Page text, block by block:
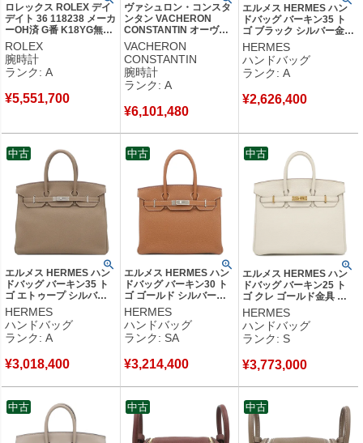
ロレックス ROLEX デイ
デイト 36 118238 メーカ
ーOH済 G番 K18YG無垢
グリーン フルーテッドベ
ゼル メンズ 腕時計自動
巻き グリーン 【中古】
中古美品
ROLEX
腕時計
ランク: A
¥5,551,700
ヴァシュロン・コンスタ
ンタン VACHERON
CONSTANTIN オーヴァ
ーシーズ ミディアム
42050/423J K18YG無垢
デイト メンズ 腕時計自
動巻き グレー 【中古】
中古美品
VACHERON
CONSTANTIN
腕時計
ランク: A
¥6,101,480
エルメス HERMES ハン
ドバッグ バーキン35 ト
ゴ ブラック シルバー金具
黒 □D 【保存袋】 【中
古】中古美品
HERMES
ハンドバッグ
ランク: A
¥2,626,400
エルメス HERMES ハン
ドバッグ バーキン35 ト
ゴ エトゥープ シルバー
金具 グレージュ U
【箱】 【中古】中古美品
HERMES
ハンドバッグ
ランク: A
¥3,018,400
中古
エルメス HERMES ハン
ドバッグ バーキン30 ト
ゴ ゴールド シルバー金
具 茶 U 【箱】 【中古】
新品同様品
HERMES
ハンドバッグ
ランク: SA
¥3,214,400
中古
エルメス HERMES ハン
ドバッグ バーキン25 ト
ゴ クレ ゴールド金具 オ
フホワイト Z 【箱】 【中
古】未使用保管品
HERMES
ハンドバッグ
ランク: S
¥3,773,000
中古
中古 中古 中古